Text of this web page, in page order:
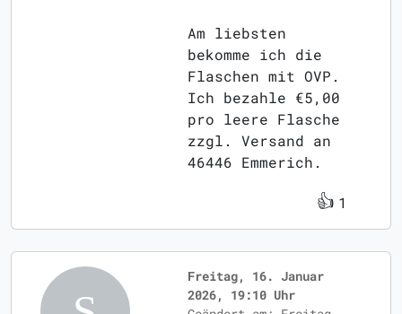
Am liebsten
bekomme ich die
Flaschen mit OVP.
Ich bezahle €5,00
pro leere Flasche
zzgl. Versand an
46446 Emmerich.
👍 1
Freitag, 16. Januar
2026, 19:10 Uhr